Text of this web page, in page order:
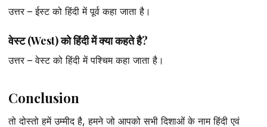
उत्तर – ईस्ट को हिंदी में पूर्व कहा जाता है।
वेस्ट (West) को हिंदी में क्या कहते है?
उत्तर – वेस्ट को हिंदी में पश्चिम कहा जाता है।
Conclusion
तो दोस्तो हमें उम्मीद है, हमने जो आपको सभी दिशाओं के नाम हिंदी एवं